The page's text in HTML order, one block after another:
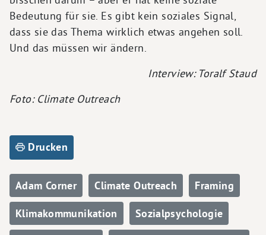
Bedeutung für sie. Es gibt kein soziales Signal,
dass sie das Thema wirklich etwas angehen soll.
Und das müssen wir ändern.
Interview: Toralf Staud
Foto: Climate Outreach
Drucken
Adam Corner Climate Outreach Framing
Klimakommunikation Sozialpsychologie